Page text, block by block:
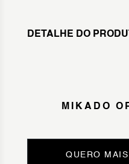
DETALHE DO
MIKADO
QUERO